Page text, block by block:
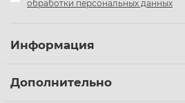
обработки персональных данных
Информация
Дополнительно